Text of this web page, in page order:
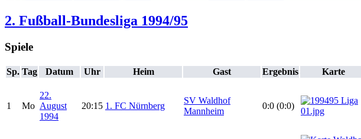
2. Fußball-Bundesliga 1994/95
Spiele
Sp. Tag Datum Uhr Heim Gast Ergebnis Karte
1 Mo
22.
August
1994
20:15 1. FC Nürnberg
SV Waldhof
Mannheim
0:0 (0:0)